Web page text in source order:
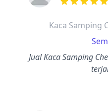
dari ulasan
Kaca Samping
Jual Kaca Samping